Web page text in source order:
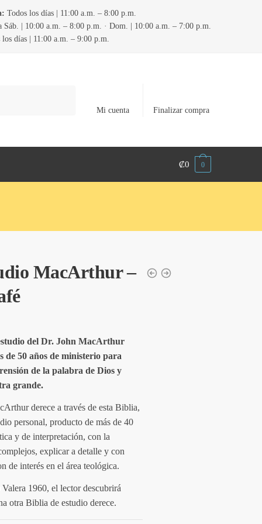
Todos los días | 11:00 a.m. – 8:00 p.m.
Sáb. | 10:00 a.m. – 8:00 p.m. · Dom. | 10:00 a.m. – 7:00 p.m.
los días | 11:00 a.m. – 9:00 p.m.
Mi cuenta Finalizar compra
₡0 0
MacArthur –
del Dr. John MacArthur
de 50 años de ministerio para
de la palabra de Dios y
grande.
derece a través de esta Biblia,
personal, producto de más de 40
y de interpretación, con la
explicar a detalle y con
de interés en el área teológica.
1960, el lector descubrirá
otra Biblia de estudio derece.